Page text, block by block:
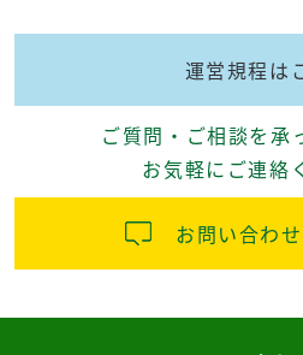
運営規程は
ご質問・ご相談を承
お気軽にご連絡
お問い合わ